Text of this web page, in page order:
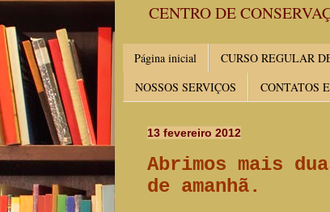
CENTRO DE
Página inicial CURSO REGULAR
NOSSOS SERVIÇOS
CONTATOS
13 fevereiro 2012
Abrimos mais
de amanhã.